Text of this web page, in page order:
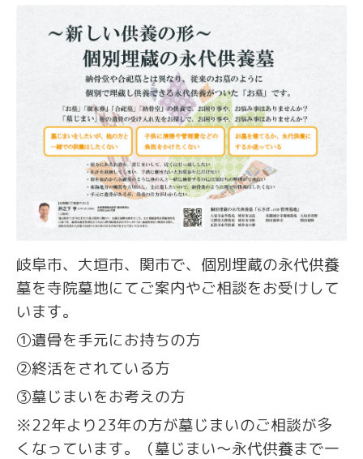
岐阜市、大垣市、関市で、個別埋蔵の永代供養
墓を寺院墓地にてご案内やご相談をお受けして
います。
①遺骨を手元にお持ちの方
②終活をされている方
③墓じまいをお考えの方
※22年より23年の方が墓じまいのご相談が多
くなっています。（墓じまい～永代供養まで一